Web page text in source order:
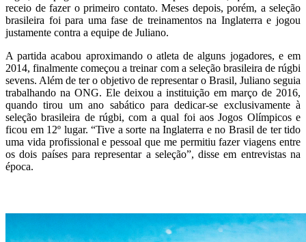
receio de fazer o primeiro contato. Meses depois, porém, a seleção
brasileira foi para uma fase de treinamentos na Inglaterra e jogou
justamente contra a equipe de Juliano.
A partida acabou aproximando o atleta de alguns jogadores, e em
2014, finalmente começou a treinar com a seleção brasileira de rúgbi
sevens. Além de ter o objetivo de representar o Brasil, Juliano seguia
trabalhando na ONG. Ele deixou a instituição em março de 2016,
quando tirou um ano sabático para dedicar-se exclusivamente à
seleção brasileira de rúgbi, com a qual foi aos Jogos Olímpicos e
ficou em 12º lugar. “Tive a sorte na Inglaterra e no Brasil de ter tido
uma vida profissional e pessoal que me permitiu fazer viagens entre
os dois países para representar a seleção”, disse em entrevistas na
época.